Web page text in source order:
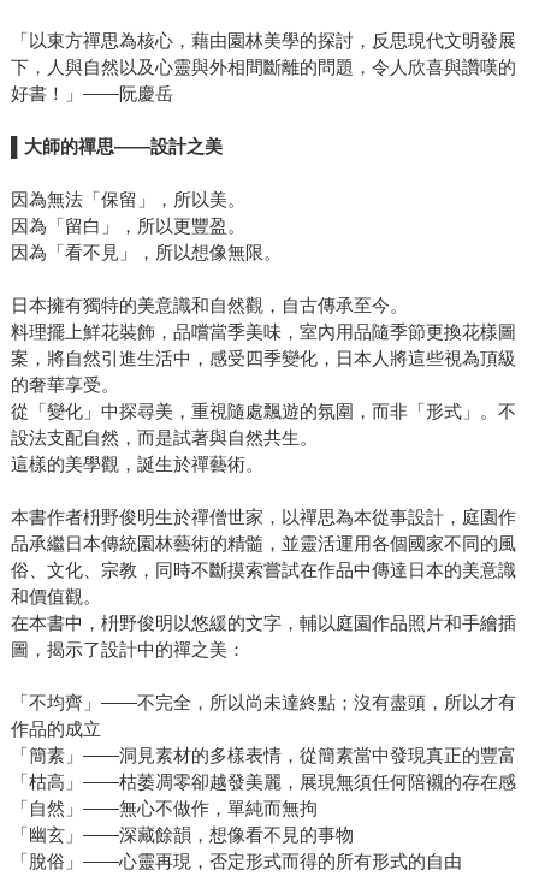
「以東方禪思為核心，藉由園林美學的探討，反思現代文明發展
下，人與自然以及心靈與外相間斷離的問題，令人欣喜與讚嘆的
好書！」――阮慶岳
大師的禪思――設計之美
因為無法「保留」，所以美。
因為「留白」，所以更豐盈。
因為「看不見」，所以想像無限。
日本擁有獨特的美意識和自然觀，自古傳承至今。
料理擺上鮮花裝飾，品嚐當季美味，室內用品隨季節更換花樣圖
案，將自然引進生活中，感受四季變化，日本人將這些視為頂級
的奢華享受。
從「變化」中探尋美，重視隨處飄遊的氛圍，而非「形式」。不
設法支配自然，而是試著與自然共生。
這樣的美學觀，誕生於禪藝術。
本書作者枡野俊明生於禪僧世家，以禪思為本從事設計，庭園作
品承繼日本傳統園林藝術的精髓，並靈活運用各個國家不同的風
俗、文化、宗教，同時不斷摸索嘗試在作品中傳達日本的美意識
和價值觀。
在本書中，枡野俊明以悠緩的文字，輔以庭園作品照片和手繪插
圖，揭示了設計中的禪之美：
「不均齊」――不完全，所以尚未達終點；沒有盡頭，所以才有
作品的成立
「簡素」――洞見素材的多樣表情，從簡素當中發現真正的豐富
「枯高」――枯萎凋零卻越發美麗，展現無須任何陪襯的存在感
「自然」――無心不做作，單純而無拘
「幽玄」――深藏餘韻，想像看不見的事物
「脫俗」――心靈再現，否定形式而得的所有形式的自由